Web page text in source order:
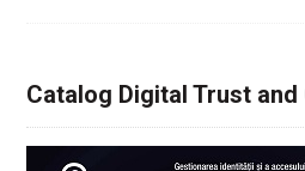
Catalog Digital Trust